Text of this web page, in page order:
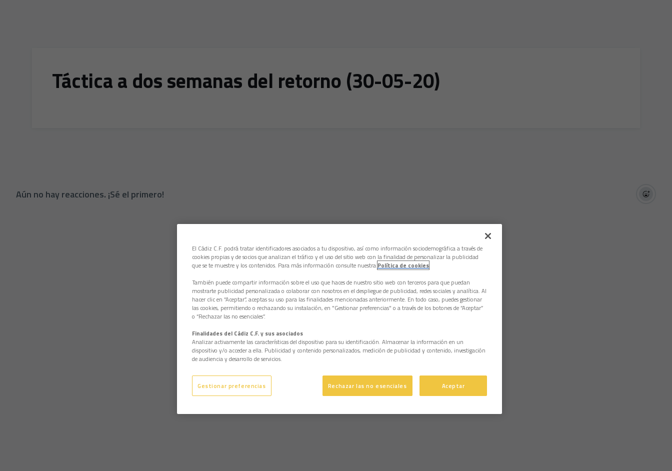
Táctica a dos semanas del retorno (30-05-20)
Aún no hay reacciones. ¡Sé el primero!
El Cádiz C.F. podrá tratar identificadores asociados a tu dispositivo, así como información sociodemográfica a través de
cookies propias y de socios que analizan el tráfico y el uso del sitio web con la finalidad de personalizar la publicidad
que se te muestre y los contenidos. Para más información consulte nuestra Política de cookies
También puede compartir información sobre el uso que haces de nuestro sitio web con terceros para que puedan
mostrarte publicidad personalizada o colaborar con nosotros en el despliegue de publicidad, redes sociales y analítica. Al
hacer clic en “Aceptar”, aceptas su uso para las finalidades mencionadas anteriormente. En todo caso, puedes gestionar
las cookies, permitiendo o rechazando su instalación, en "Gestionar preferencias" o a través de los botones de “Aceptar”
o “Rechazar las no esenciales”.
Finalidades del Cádiz C.F. y sus asociados
Analizar activamente las características del dispositivo para su identificación. Almacenar la información en un
dispositivo y/o acceder a ella. Publicidad y contenido personalizados, medición de publicidad y contenido, investigación
de audiencia y desarrollo de servicios.
Gestionar preferencias Rechazar las no esenciales Aceptar